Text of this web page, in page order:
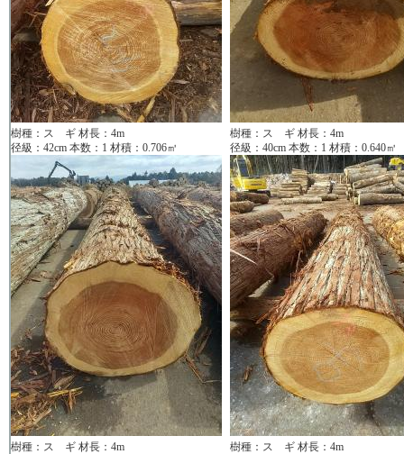
樹種：ス ギ 材長：4m
径級：42cm 本数：1 材積：0.706㎥
樹種：ス ギ 材長：4m
径級：40cm 本数：1 材積：0.640㎥
樹種：ス ギ 材長：4m
樹種：ス ギ 材長：4m